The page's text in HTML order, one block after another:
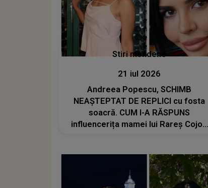
Stiri mondene
21 iul 2026
Andreea Popescu, SCHIMB
NEAȘTEPTAT DE REPLICI cu fosta
soacră. CUM I-A RĂSPUNS
influencerița mamei lui Rareș Cojoc